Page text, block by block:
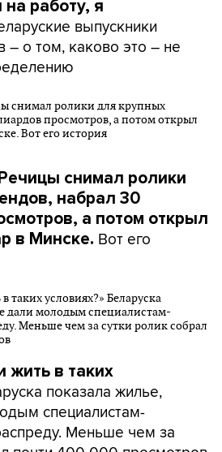
работу, я
выпускники
– о том, каково это – не
снимал ролики
набрал 30
а потом открыл
в Минске. Вот его
жить в таких
показала жилье,
специалистам-
Меньше чем за